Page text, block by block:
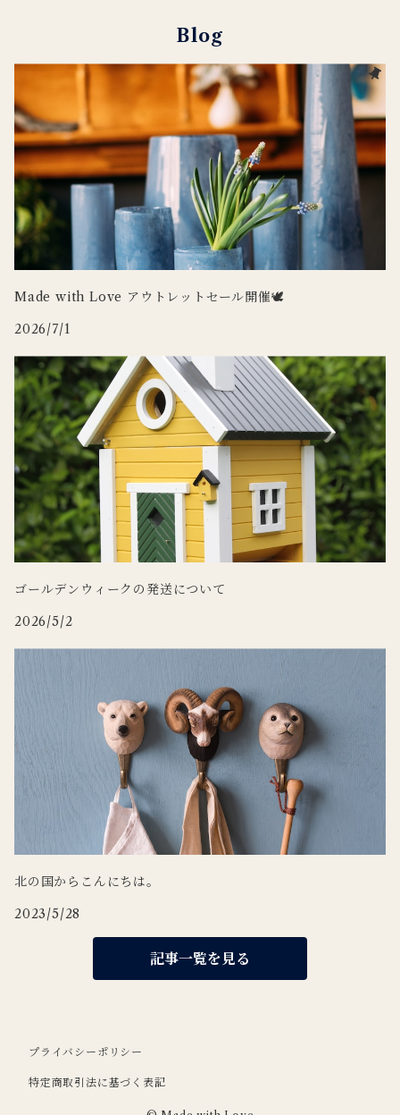
Henry Dean
３RD CERAMICS
iittala
CARRON
OFFICINA NATURALIS
ルームシューズ
tronco
カードホルダー
ラグ
その他インテリア
WILDLIFE GARDEN
tronco
Doing
DOING GOODS
DUTCH DELUXES
OFFICINA NATURALIS
Uyuni Lighting
Zafferano
フラワーベース
Blog
Made with Love アウトレットセール開催🕊
2026/7/1
ゴールデンウィークの発送について
2026/5/2
北の国からこんにちは。
2023/5/28
記事一覧を見る
プライバシーポリシー
特定商取引法に基づく表記